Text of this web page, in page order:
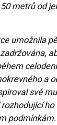
metrů od
umožnila
a
své